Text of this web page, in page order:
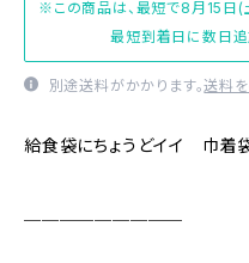
※この商品は、最短で8月15日(
最短到着日に数日追
別途送料がかかります。送料
給食袋にちょうどイイ 巾着